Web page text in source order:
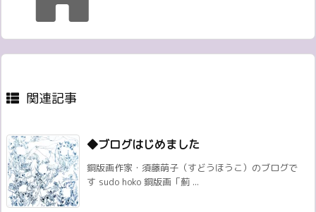
関連記事
◆ブログはじめました
銅版画作家・須藤萌子（すどうほうこ）のブログで
す sudo hoko 銅版画「薊 ...